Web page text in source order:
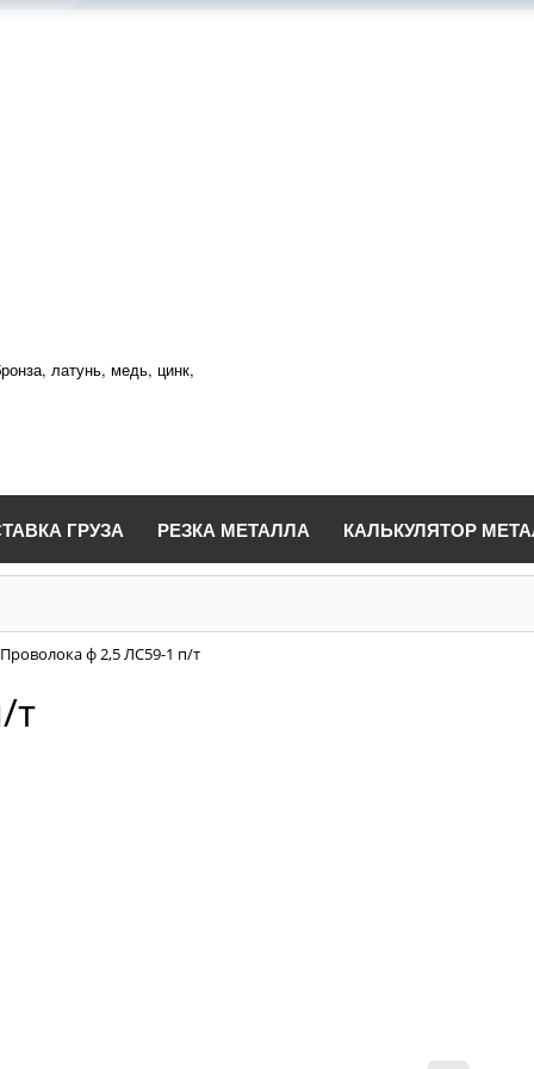
латунь, медь, цинк,
ГРУЗА РЕЗКА МЕТАЛЛА КАЛЬКУЛЯТОР
Проволока ф 2,5 ЛС59-1 п/т
т